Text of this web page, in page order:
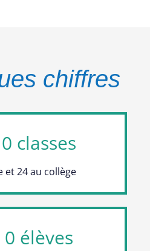
chiffres
0 classes
et 24 au collège
0 élèves